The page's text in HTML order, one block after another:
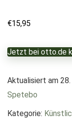
€15,95
Jetzt bei otto.de
Aktualisiert am
Spetebo
Kategorie: